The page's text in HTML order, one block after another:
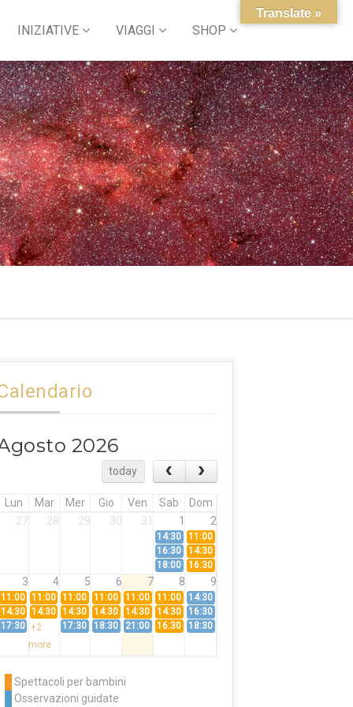
INIZIATIVE VIAGGI SHOP
2026
today
Lun Mar Mer Gio Ven Sab
Dom
27
28 29 30 31 1 2
14:30
11:00
16:30
14:30
18:00
16:30
3 4 5 6 7 8 9
11:00 11:00 11:00 11:00 11:00 11:00
14:30
14:30 14:30 14:30 14:30 14:30 14:30
16:30
17:30 +2
more
17:30 18:30 21:00 16:30 18:30
11:00
14:30
Spettacoli per bambini
Osservazioni guidate
Translate »